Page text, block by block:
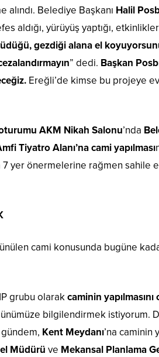
alındı. Belediye Başkanı Halil
aldığı, yürüyüş yaptığı,
gezdiği alana el
” dedi. Başkan
Ereğli’de kimse bu projeye
AKM Nikah Salonu’nda
Tiyatro Alanı’na cami yapılması
7 yer önermelerine rağmen sahile
cami konusunda bugüne
grubu olarakcaminin
bilgilendirmek istiyorum.
Kent Meydanı’na caminin
Müdürü ve Mekansal Planlama